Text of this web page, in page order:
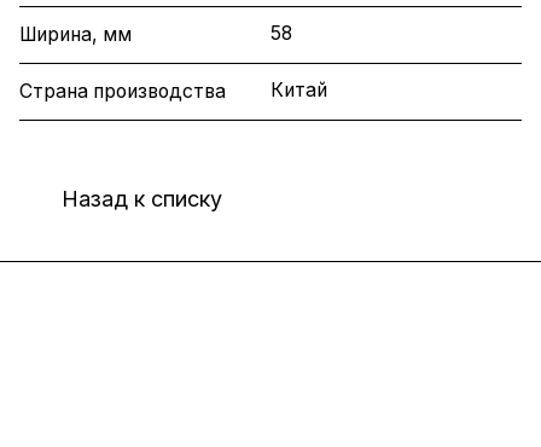
Ширина, мм 58
Страна производства Китай
Назад к списку